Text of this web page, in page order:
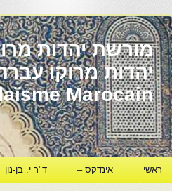
מורשת יהדות
Marocain
ראשי אינדקס – ד"ר י. בן-נון